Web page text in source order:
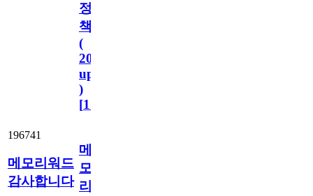
정
책
(
2023.11.1
update
)
[110
196741
메모리워드
감사합니다
메
모
리